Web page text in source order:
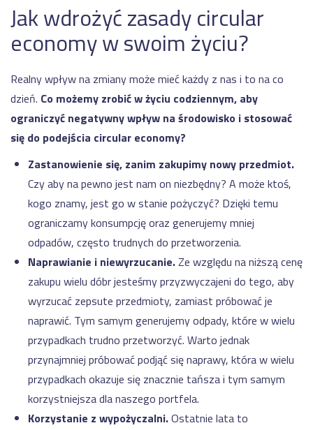
Jak wdrożyć zasady circular
economy w swoim życiu?
Realny wpływ na zmiany może mieć każdy z nas i to na co
dzień. Co możemy zrobić w życiu codziennym, aby
ograniczyć negatywny wpływ na środowisko i stosować
się do podejścia circular economy?
Zastanowienie się, zanim zakupimy nowy przedmiot.
Czy aby na pewno jest nam on niezbędny? A może ktoś,
kogo znamy, jest go w stanie pożyczyć? Dzięki temu
ograniczamy konsumpcję oraz generujemy mniej
odpadów, często trudnych do przetworzenia.
Naprawianie i niewyrzucanie.Ze względu na niższą cenę
zakupu wielu dóbr jesteśmy przyzwyczajeni do tego, aby
wyrzucać zepsute przedmioty, zamiast próbować je
naprawić. Tym samym generujemy odpady, które w wielu
przypadkach trudno przetworzyć. Warto jednak
przynajmniej próbować podjąć się naprawy, która w wielu
przypadkach okazuje się znacznie tańsza i tym samym
korzystniejsza dla naszego portfela.
Korzystanie z wypożyczalni.Ostatnie lata to